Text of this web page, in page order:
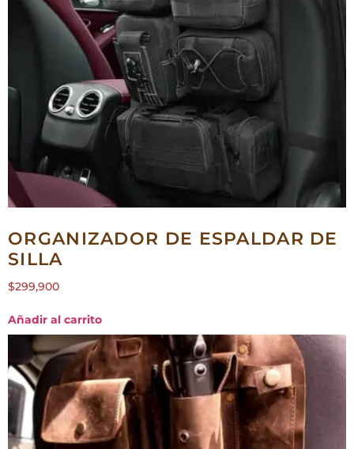
ORGANIZADOR DE ESPALDAR DE
SILLA
$299,900
Añadir al carrito